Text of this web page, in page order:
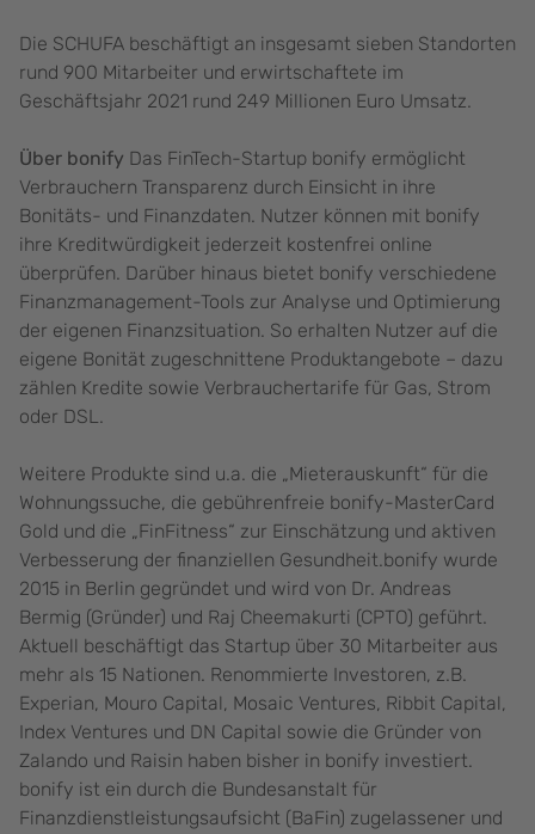
Die SCHUFA beschäftigt an insgesamt sieben Standorten
rund 900 Mitarbeiter und erwirtschaftete im
Geschäftsjahr 2021 rund 249 Millionen Euro Umsatz.
Über bonify Das FinTech-Startup bonify ermöglicht
Verbrauchern Transparenz durch Einsicht in ihre
Bonitäts- und Finanzdaten. Nutzer können mit bonify
ihre Kreditwürdigkeit jederzeit kostenfrei online
überprüfen. Darüber hinaus bietet bonify verschiedene
Finanzmanagement-Tools zur Analyse und Optimierung
der eigenen Finanzsituation. So erhalten Nutzer auf die
eigene Bonität zugeschnittene Produktangebote – dazu
zählen Kredite sowie Verbrauchertarife für Gas, Strom
oder DSL.
Weitere Produkte sind u.a. die „Mieterauskunft“ für die
Wohnungssuche, die gebührenfreie bonify-MasterCard
Gold und die „FinFitness“ zur Einschätzung und aktiven
Verbesserung der finanziellen Gesundheit.bonify wurde
2015 in Berlin gegründet und wird von Dr. Andreas
Bermig (Gründer) und Raj Cheemakurti (CPTO) geführt.
Aktuell beschäftigt das Startup über 30 Mitarbeiter aus
mehr als 15 Nationen. Renommierte Investoren, z.B.
Experian, Mouro Capital, Mosaic Ventures, Ribbit Capital,
Index Ventures und DN Capital sowie die Gründer von
Zalando und Raisin haben bisher in bonify investiert.
bonify ist ein durch die Bundesanstalt für
Finanzdienstleistungsaufsicht (BaFin) zugelassener und